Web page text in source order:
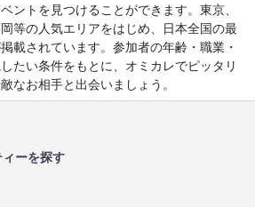
ントを見つけることができます。東京、
等の人気エリアをはじめ、日本全国の最
載されています。参加者の年齢・職業・
たい条件をもとに、オミカレでピッタリ
なお相手と出会いましょう。
ーを探す